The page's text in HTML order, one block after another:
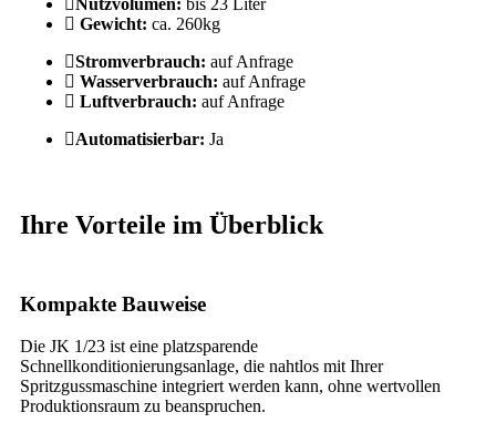
Gewicht: ca. 260kg
Stromverbrauch: auf Anfrage
Wasserverbrauch: auf Anfrage
Luftverbrauch: auf Anfrage
Automatisierbar: Ja
Ihre Vorteile im Überblick
Kompakte Bauweise
Die JK 1/23 ist eine platzsparende
Schnellkonditionierungsanlage, die nahtlos mit Ihrer
Spritzgussmaschine integriert werden kann, ohne wertvollen
Produktionsraum zu beanspruchen.